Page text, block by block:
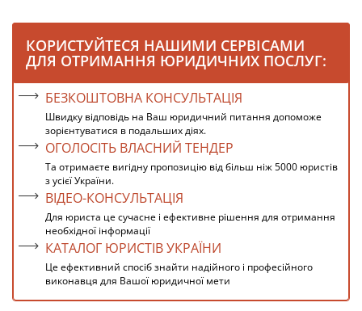
КОРИСТУЙТЕСЯ НАШИМИ СЕРВІСАМИ
ДЛЯ ОТРИМАННЯ ЮРИДИЧНИХ ПОСЛУГ:
БЕЗКОШТОВНА КОНСУЛЬТАЦІЯ
Швидку відповідь на Ваш юридичний питання допоможе
зорієнтуватися в подальших діях.
ОГОЛОСІТЬ ВЛАСНИЙ ТЕНДЕР
Та отримаєте вигідну пропозицію від більш ніж 5000 юристів
з усієї України.
ВІДЕО-КОНСУЛЬТАЦІЯ
Для юриста це сучасне і ефективне рішення для отримання
необхідної інформації
КАТАЛОГ ЮРИСТІВ УКРАЇНИ
Це ефективний спосіб знайти надійного і професійного
виконавця для Вашої юридичної мети